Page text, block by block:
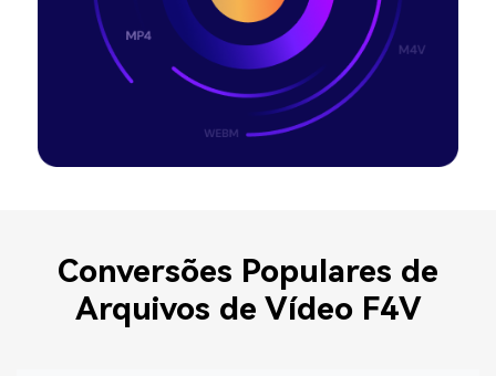
Conversões Populares de
Arquivos de Vídeo F4V